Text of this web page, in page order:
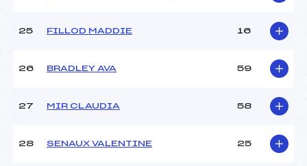
25 FILLOD MADDIE 16
26 BRADLEY AVA 59
27 MIR CLAUDIA 58
28 SENAUX VALENTINE 25